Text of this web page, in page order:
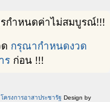
กำหนดค่าไม่สมบูรณ์!!!
กรุณากำหนดงวด
ร ก่อน !!!
รงการอาสาประชารัฐ Design by